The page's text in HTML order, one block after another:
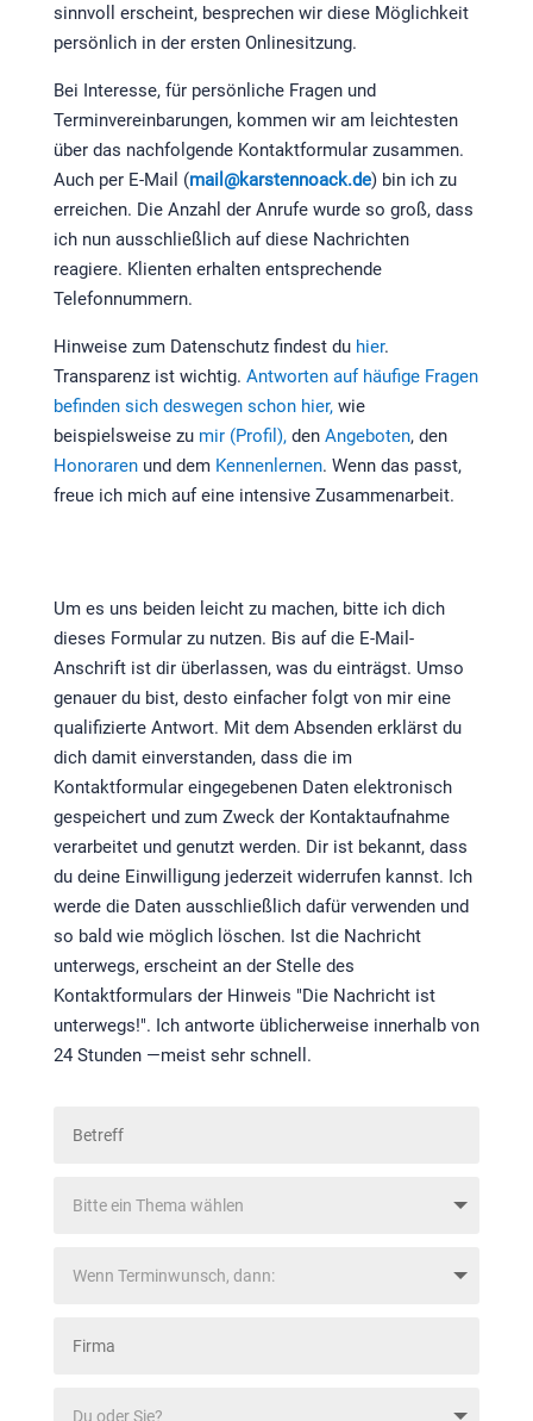
sinnvoll erscheint, besprechen wir diese Möglichkeit
persönlich in der ersten Onlinesitzung.
Bei Interesse, für persönliche Fragen und
Terminvereinbarungen, kommen wir am leichtesten
über das nachfolgende Kontaktformular zusammen.
Auch per E-Mail (mail@karstennoack.de) bin ich zu
erreichen. Die Anzahl der Anrufe wurde so groß, dass
ich nun ausschließlich auf diese Nachrichten
reagiere. Klienten erhalten entsprechende
Telefonnummern.
Hinweise zum Datenschutz findest du hier.
Transparenz ist wichtig. Antworten auf häufige Fragen
befinden sich deswegen schon hier,wie
beispielsweise zu mir (Profil),den Angeboten, den
Honorarenund dem Kennenlernen. Wenn das passt,
freue ich mich auf eine intensive Zusammenarbeit.
Um es uns beiden leicht zu machen, bitte ich dich
dieses Formular zu nutzen. Bis auf die E-Mail-
Anschrift ist dir überlassen, was du einträgst. Umso
genauer du bist, desto einfacher folgt von mir eine
qualifizierte Antwort. Mit dem Absenden erklärst du
dich damit einverstanden, dass die im
Kontaktformular eingegebenen Daten elektronisch
gespeichert und zum Zweck der Kontaktaufnahme
verarbeitet und genutzt werden. Dir ist bekannt, dass
du deine Einwilligung jederzeit widerrufen kannst. Ich
werde die Daten ausschließlich dafür verwenden und
so bald wie möglich löschen. Ist die Nachricht
unterwegs, erscheint an der Stelle des
Kontaktformulars der Hinweis "Die Nachricht ist
unterwegs!". Ich antworte üblicherweise innerhalb von
24 Stunden —meist sehr schnell.